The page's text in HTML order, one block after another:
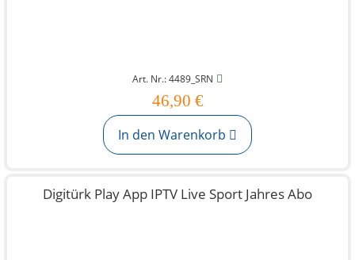
Art. Nr.: 4489_SRN
46,90 €
In den Warenkorb
Digitürk Play App IPTV Live Sport Jahres Abo